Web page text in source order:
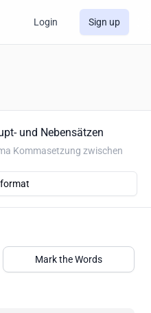
Login Sign up
und Nebensätzen
Kommasetzung zwischen
Mark the Words